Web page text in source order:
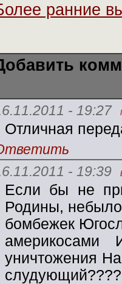
ранние
- 19:27
Отличная
- 19:39
Если бы не
Родины,
бомбежек
уничтожения
слудующий????